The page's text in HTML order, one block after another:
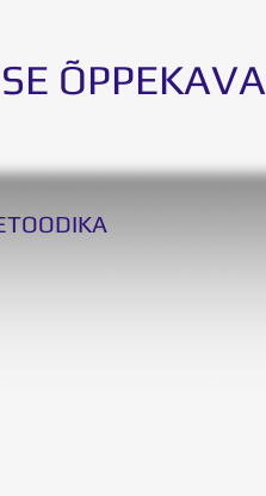
ÕPPEKAVA